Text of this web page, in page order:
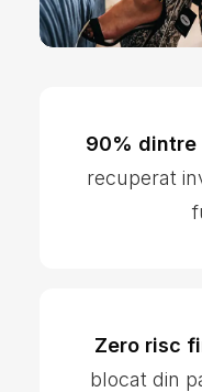
90%
recuperat
Zero risc
blocat din